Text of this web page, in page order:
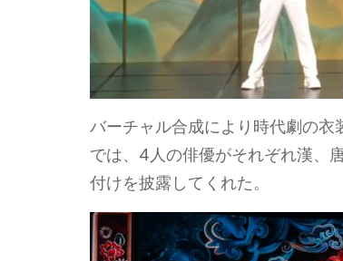
バーチャル合成により時代劇の衣
では、4人の俳優がそれぞれ漢、
付けを披露してくれた。